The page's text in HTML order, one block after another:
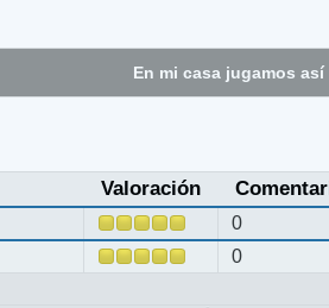
En mi casa jugamos así
Valoración
0
0